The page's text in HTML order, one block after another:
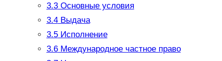
3.3Основные условия
3.4Выдача
3.5Исполнение
3.6Международное частное право